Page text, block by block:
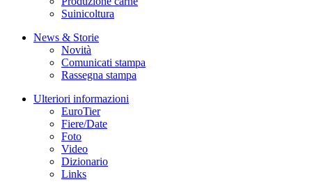
Suinicoltura
News & Storie
Novità
Comunicati stampa
Rassegna stampa
Ulteriori informazioni
EuroTier
Fiere/Date
Foto
Video
Dizionario
Links